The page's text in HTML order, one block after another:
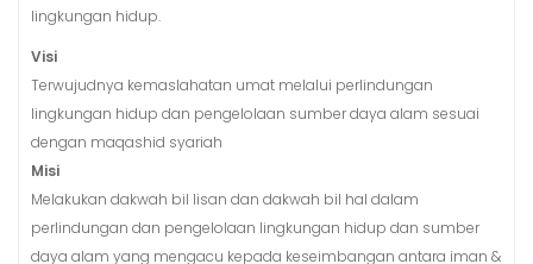
lingkungan hidup.
Visi
Terwujudnya kemaslahatan umat melalui perlindungan
lingkungan hidup dan pengelolaan sumber daya alam sesuai
dengan maqashid syariah
Misi
Melakukan dakwah bil lisan dan dakwah bil hal dalam
perlindungan dan pengelolaan lingkungan hidup dan sumber
daya alam yang mengacu kepada keseimbangan antara iman &